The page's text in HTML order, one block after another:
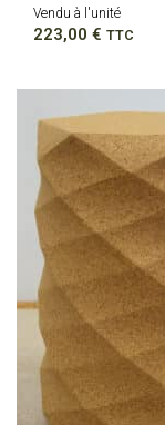
Vendu à l'unité
223,00 € TTC